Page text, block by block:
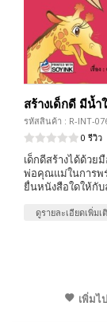
สร้างเด็กดี มีน้ำ
รหัสสินค้า : R-INT-
0 รีวิว
เด็กดีสร้างได้ด้ว
พ่อคุณแม่ในการพ
ยื่นหนังสือใดให้กั
ดูรายละเอียดเพิ่มเ
เพิ่มไ